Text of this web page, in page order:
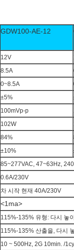
GDW100-AE-12
12V
8.5A
0~8.5A
±5%
100mVp-p
102W
84%
±10%
85~277VAC, 47~63Hz,
0.6A/230V
차 시작 현재 40A/230V
<1ma>
115%-135% 유형: 다시 놓
115%-135% 산출을, 다시
10 ~ 500Hz, 2G 10min. /